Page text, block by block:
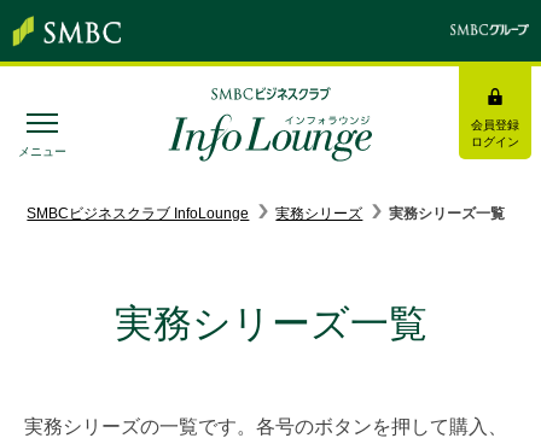
メニュー
会員登録
ログイン
みんなの研修
SMBCビジネスクラブ InfoLounge 実務シリーズ 実務シリーズ一覧
実務シリーズ一覧
実務シリーズの一覧です。各号のボタンを押して購入、